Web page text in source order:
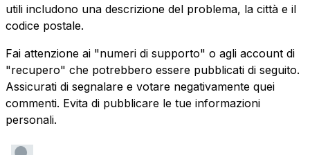
utili includono una descrizione del problema, la città e il
codice postale.
Fai attenzione ai "numeri di supporto" o agli account di
"recupero" che potrebbero essere pubblicati di seguito.
Assicurati di segnalare e votare negativamente quei
commenti. Evita di pubblicare le tue informazioni
personali.